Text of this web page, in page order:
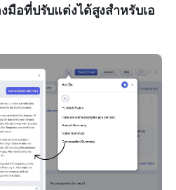
มือที่ปรับแต่งได้สูงสำหรับเอ